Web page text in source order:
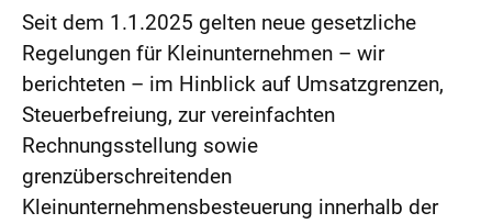
Seit dem 1.1.2025 gelten neue gesetzliche
Regelungen für Kleinunternehmen – wir
berichteten – im Hinblick auf Umsatzgrenzen,
Steuerbefreiung, zur vereinfachten
Rechnungsstellung sowie
grenzüberschreitenden
Kleinunternehmensbesteuerung innerhalb der